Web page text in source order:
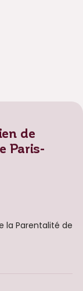
de
Paris-
la Parentalité de